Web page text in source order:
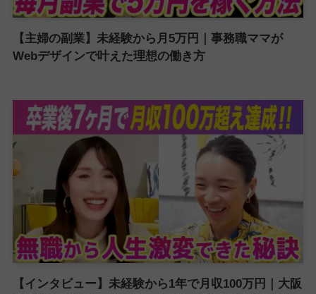
【主婦の副業】未経験から月5万円｜事務職ママが
Webデザインで叶えた理想の働き方
【インタビュー】未経験から1年で月収100万円｜大阪